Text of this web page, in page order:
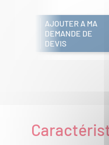
AJOUTER A MA
DEMANDE DE
DEVIS